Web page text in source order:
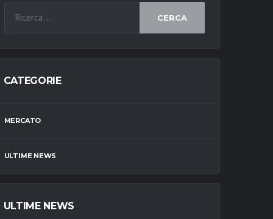
CERCA
CATEGORIE
MERCATO
ULTIME NEWS
ULTIME NEWS